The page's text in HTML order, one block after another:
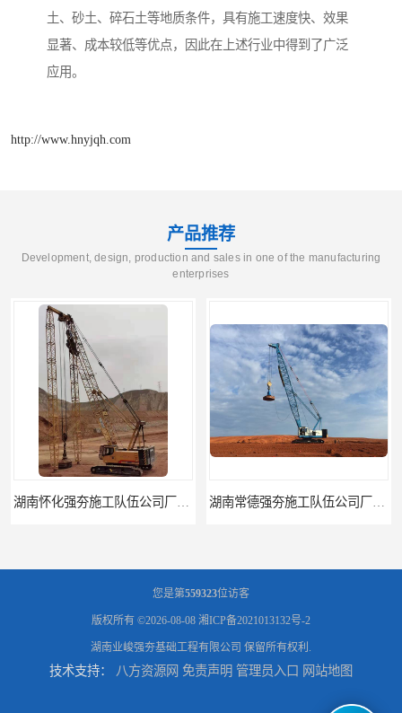
土、砂土、碎石土等地质条件，具有施工速度快、效果
显著、成本较低等优点，因此在上述行业中得到了广泛
应用。
http://www.hnyjqh.com
产品推荐
Development, design, production and sales in one of the manufacturing
enterprises
您是第559323位访客
版权所有 ©2026-08-08 湘ICP备2021013132号-2
湖南业峻强夯基础工程有限公司 保留所有权利.
技术支持： 八方资源网 免责声明 管理员入口 网站地图